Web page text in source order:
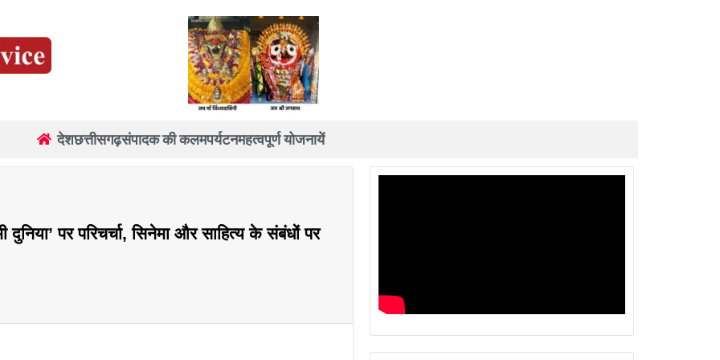
देशछत्तीसगढ़संपादक की कलमपर्यटनमहत्वपूर्ण योजनायें
दुनिया’ पर परिचर्चा, सिनेमा और साहित्य के संबंधों पर